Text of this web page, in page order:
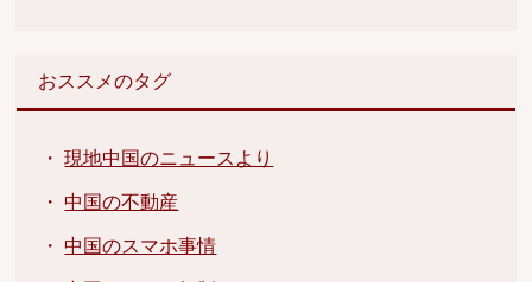
おススメのタグ
・現地中国のニュースより
・中国の不動産
・中国のスマホ事情